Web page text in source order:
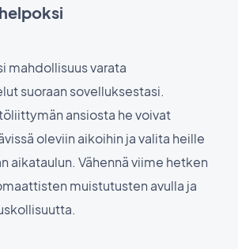
mahdollisuus varata
suoraan sovelluksestasi.
ansiosta he voivat
oleviin aikoihin ja valita heille
aikataulun. Vähennä viime hetken
muistutusten avulla ja